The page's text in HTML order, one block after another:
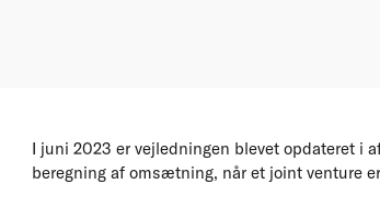
I juni 2023 er vejledningen blevet opdateret i
beregning af omsætning, når et joint venture